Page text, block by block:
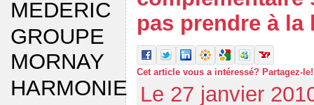
MEDERIC
GROUPE
MORNAY
HARMONIE
pas prendre à la
Cet article vous a intéressé? Partagez-le!
Le 27 janvier